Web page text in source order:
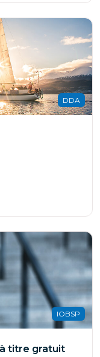
DDA
IOBSP
titre gratuit